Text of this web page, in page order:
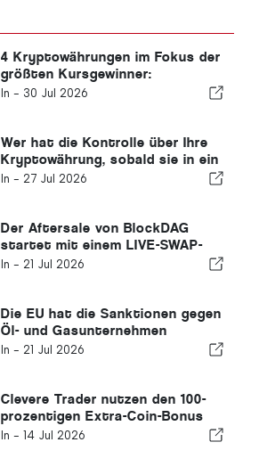
4 Kryptowährungen im Fokus der
größten Kursgewinner:
BlockDAG, Kaspa, Monero und
In - 30 Jul 2026
Wer hat die Kontrolle über Ihre
Kryptowährung, sobald sie in ein
Online-Casino gelangt?
In - 27 Jul 2026
Der Aftersale von BlockDAG
startet mit einem LIVE-SWAP-
Rabatt von 22 %, während
In - 21 Jul 2026
Die EU hat die Sanktionen gegen
Öl- und Gasunternehmen
ausgesetzt. Wie können Sie
Energieeinnahmen erzielen?
In - 21 Jul 2026
Clevere Trader nutzen den 100-
prozentigen Extra-Coin-Bonus
von BlockDAG, während DeXe
In - 14 Jul 2026